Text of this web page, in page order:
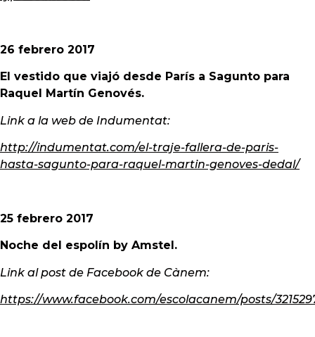
26 febrero 2017
El vestido que viajó desde París a Sagunto para
Raquel Martín Genovés.
Link a la web de Indumentat:
http://indumentat.com/el-traje-fallera-de-paris-
hasta-sagunto-para-raquel-martin-genoves-dedal/
25 febrero 2017
Noche del espolín by Amstel.
Link al post de Facebook de Cànem:
https://www.facebook.com/escolacanem/posts/